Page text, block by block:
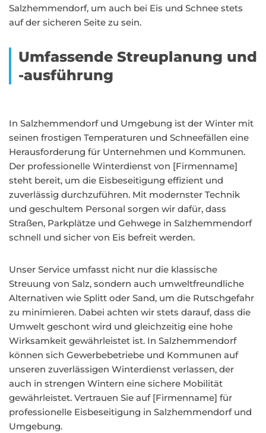
Salzhemmendorf, um auch bei Eis und Schnee stets
auf der sicheren Seite zu sein.
Umfassende Streuplanung und
-ausführung
In Salzhemmendorf und Umgebung ist der Winter mit
seinen frostigen Temperaturen und Schneefällen eine
Herausforderung für Unternehmen und Kommunen.
Der professionelle Winterdienst von [Firmenname]
steht bereit, um die Eisbeseitigung effizient und
zuverlässig durchzuführen. Mit modernster Technik
und geschultem Personal sorgen wir dafür, dass
Straßen, Parkplätze und Gehwege in Salzhemmendorf
schnell und sicher von Eis befreit werden.
Unser Service umfasst nicht nur die klassische
Streuung von Salz, sondern auch umweltfreundliche
Alternativen wie Splitt oder Sand, um die Rutschgefahr
zu minimieren. Dabei achten wir stets darauf, dass die
Umwelt geschont wird und gleichzeitig eine hohe
Wirksamkeit gewährleistet ist. In Salzhemmendorf
können sich Gewerbebetriebe und Kommunen auf
unseren zuverlässigen Winterdienst verlassen, der
auch in strengen Wintern eine sichere Mobilität
gewährleistet. Vertrauen Sie auf [Firmenname] für
professionelle Eisbeseitigung in Salzhemmendorf und
Umgebung.